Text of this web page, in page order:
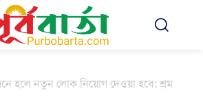
হলে নতুন লোক নিয়োগ দেওয়া হবে: শ্রম